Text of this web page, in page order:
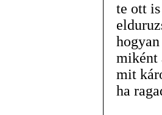
te ott
miként
mit
ha